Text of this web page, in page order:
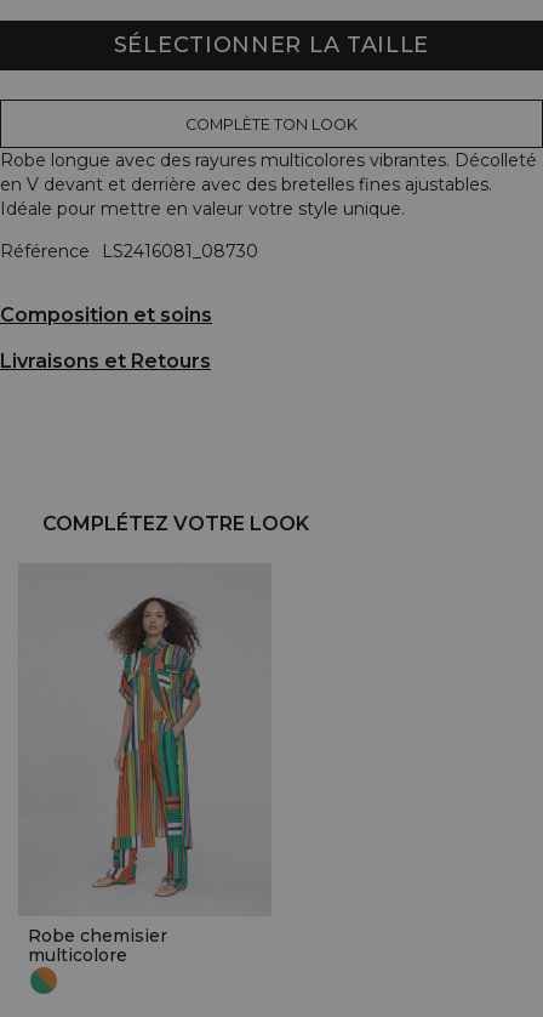
SÉLECTIONNER LA TAILLE
COMPLÈTE TON LOOK
Robe longue avec des rayures multicolores vibrantes. Décolleté
en V devant et derrière avec des bretelles fines ajustables.
Idéale pour mettre en valeur votre style unique.
Référence
LS2416081_08730
Composition et soins
Livraisons et Retours
COMPLÉTEZ VOTRE LOOK
Robe chemisier
multicolore